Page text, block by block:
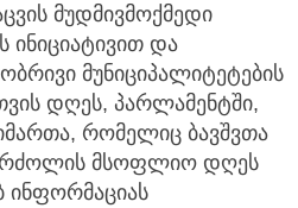
მუდმივმოქმედი
ინიციატივით და
მუნიციპალიტეტების
დღეს, პარლამენტში,
რომელიც ბავშვთა
მსოფლიო დღეს
ინფორმაციას